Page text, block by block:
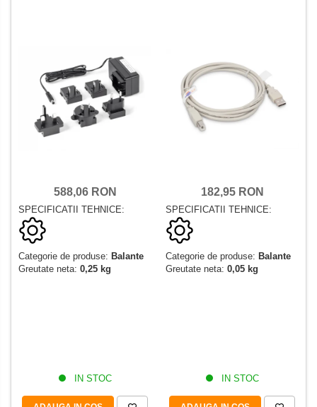
588,06 RON
SPECIFICATII TEHNICE:
Categorie de produse: Balante
Greutate neta: 0,25 kg
IN STOC
182,95 RON
SPECIFICATII TEHNICE:
Categorie de produse: Balante
Greutate neta: 0,05 kg
IN STOC